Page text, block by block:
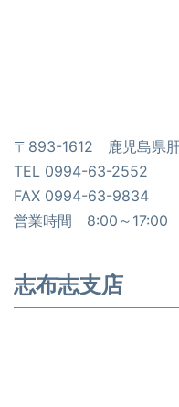
〒893-1612 鹿児島県
TEL 0994-63-2552
FAX 0994-63-9834
営業時間 8:00～17:00
志布志支店